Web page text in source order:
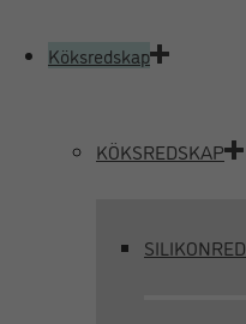
Köksredskap
KÖKSREDSKAP